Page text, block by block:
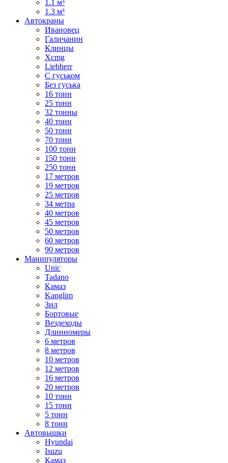
1.1 м³
1.3 м³
Автокраны
Ивановец
Галичанин
Клинцы
Xcmg
Liebherr
С гуськом
Без гуська
16 тонн
25 тонн
32 тонны
40 тонн
50 тонн
70 тонн
100 тонн
150 тонн
250 тонн
17 метров
19 метров
25 метров
34 метра
40 метров
45 метров
50 метров
60 метров
90 метров
Манипуляторы
Unic
Tadano
Камаз
Kanglim
Зил
Бортовые
Вездеходы
Длинномеры
6 метров
8 метров
10 метров
12 метров
16 метров
20 метров
10 тонн
15 тонн
5 тонн
8 тонн
Автовышки
Hyundai
Isuzu
Камаз